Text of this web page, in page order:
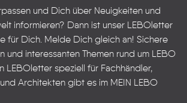
und Dich über Neuigkeiten und
informieren? Dann ist unser LEBOletter
für Dich. Melde Dich gleich an! Sichere
und interessanten Themen rund um LEBO
LEBOletter speziell für Fachhändler,
Architekten gibt es im MEIN LEBO